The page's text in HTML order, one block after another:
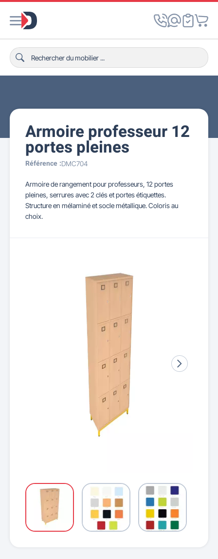
Armoire professeur 12
portes pleines
Référence :DMC704
Armoire de rangement pour professeurs, 12 portes
pleines, serrures avec 2 clés et portes étiquettes.
Structure en mélaminé et socle métallique. Coloris au
choix.